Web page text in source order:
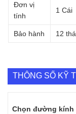
Đơn vị
tính
1 Cái
Bảo hành 12
THÔNG SỐ KỸ
Chọn đường kính